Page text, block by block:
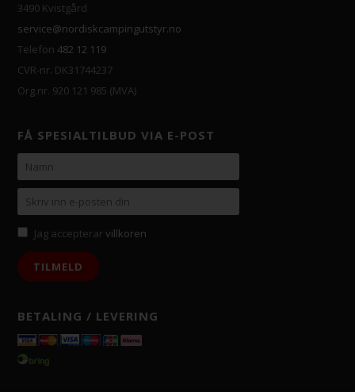
3490 Kvistgård
service@nordiskcampingutstyr.no
Telefon482 12 119
CVR-nr. DK31744237
Org.nr. 920 121 985 (MVA)
FÅ SPESIALTILBUD VIA E-POST
Jag accepterarvillkoren
BETALING / LEVERING